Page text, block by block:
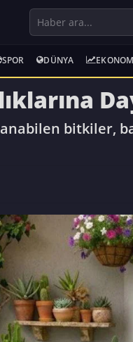
SPOR DÜNYA
bitkiler,